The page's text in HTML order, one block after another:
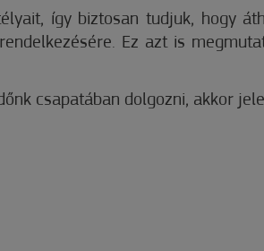
így biztosan tudjuk, hogy
Ez azt is
csapatában dolgozni, akkor